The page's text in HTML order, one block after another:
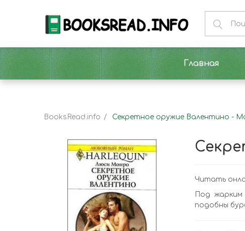
Главная
BooksRead.info Секретное оружие Валентино -
Читать
Под
подобны